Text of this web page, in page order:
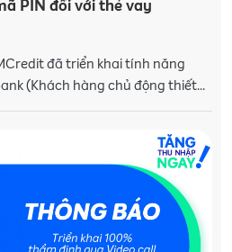
PIN đối với thẻ vay
đã triển khai tính năng
(Khách hàng chủ động thiết
trên App MB). MCredit gửi th�